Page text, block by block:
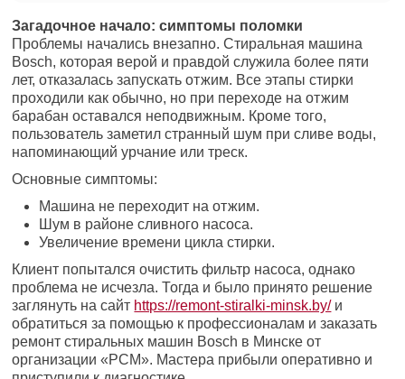
Загадочное начало: симптомы поломки
Проблемы начались внезапно. Стиральная машина
Bosch, которая верой и правдой служила более пяти
лет, отказалась запускать отжим. Все этапы стирки
проходили как обычно, но при переходе на отжим
барабан оставался неподвижным. Кроме того,
пользователь заметил странный шум при сливе воды,
напоминающий урчание или треск.
Основные симптомы:
Машина не переходит на отжим.
Шум в районе сливного насоса.
Увеличение времени цикла стирки.
Клиент попытался очистить фильтр насоса, однако
проблема не исчезла. Тогда и было принято решение
заглянуть на сайт https://remont-stiralki-minsk.by/и
обратиться за помощью к профессионалам и заказать
ремонт стиральных машин Bosch в Минске от
организации «РСМ». Мастера прибыли оперативно и